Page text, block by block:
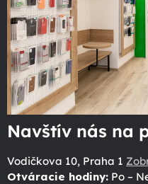
Navštív nás na
Vodičkova 10, Praha 1
Otváracie hodiny: Po –